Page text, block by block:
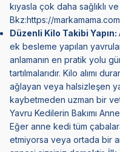
kıyasla çok daha sağlıklı
Bkz:https://
Düzenli Kilo Takibi Yapın:
ek besleme yapılan
anlamanın en pratik yolu
tartılmalarıdır. Kilo alımı
ağlayan veya halsizleşen
kaybetmeden uzman bir
Yavru Kedilerin Bakımı
Eğer anne kedi tüm
etmiyorsa veya ortada bir